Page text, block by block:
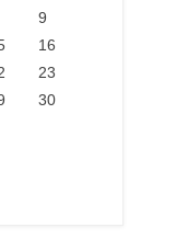
9
16
23
30